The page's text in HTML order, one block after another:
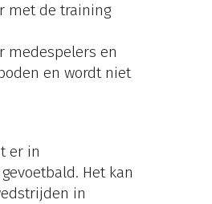
met de training
medespelers en
en wordt niet
er in
Het kan
in